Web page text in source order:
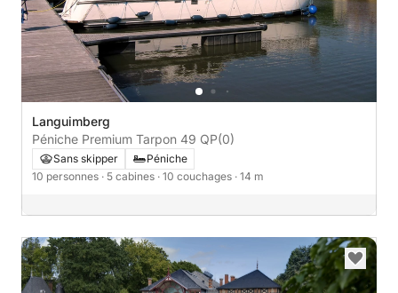
Languimberg
Péniche Premium Tarpon 49 QP(0)
Sans skipper
Péniche
10 personnes · 5 cabines · 10 couchages · 14 m